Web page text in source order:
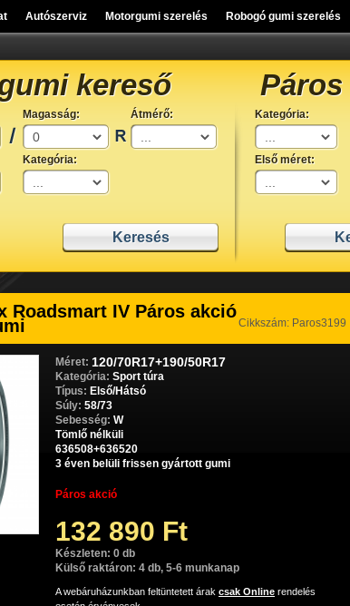
Autószerviz Motorgumi szerelés Robogó gumi szerelés
kereső
Magasság: Átmérő:
Kategória:
Kategória:
Első méret:
Cikkszám: Paros3199
Roadsmart IV Páros akció
Méret: 120/70R17+190/50R17
Kategória: Sport túra
Típus: Első/Hátsó
Súly: 58/73
Sebesség: W
Tömlő nélküli
636508+636520
3 éven belüli frissen gyártott gumi
Páros akció
132 890 Ft
Készleten: 0 db
Külső raktáron: 4 db, 5-6 munkanap
A webáruházunkban feltüntetett árak csak Online rendelés